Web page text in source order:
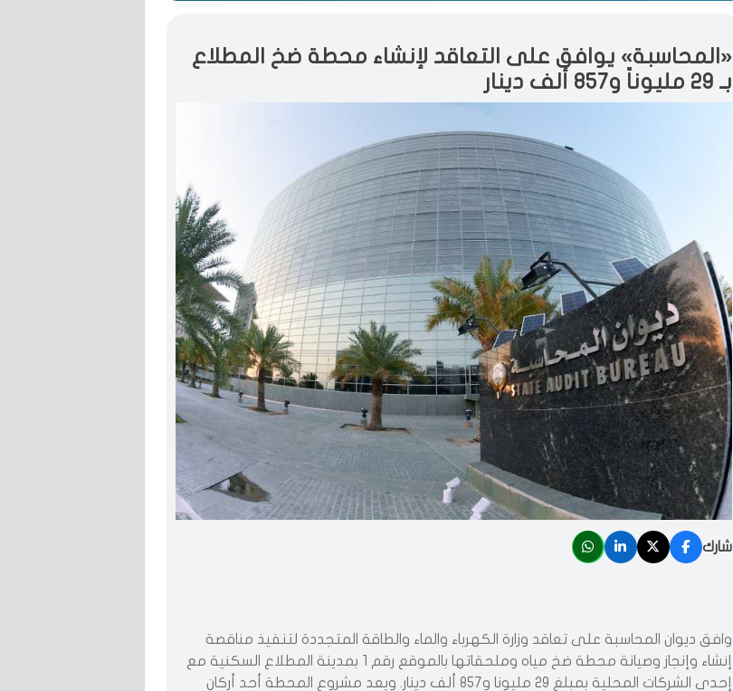
«المحاسبة» يوافق على التعاقد لإنشاء محطة ضخ المطلاع
بـ 29 مليوناً و857 ألف دينار
شارك
وافق ديوان المحاسبة على تعاقد وزارة الكهرباء والماء والطاقة المتجددة لتنفيذ مناقصة
إنشاء وإنجاز وصيانة محطة ضخ مياه وملحقاتها بالموقع رقم 1 بمدينة المطلاع السكنية مع
إحدى الشركات المحلية بمبلغ 29 مليونا و857 ألف دينار. ويعد مشروع المحطة أحد أركان